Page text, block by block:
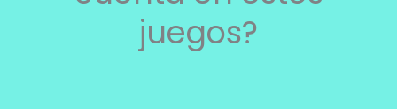
juegos?